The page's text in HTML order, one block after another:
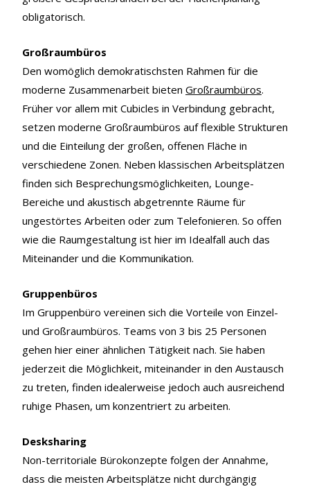
obligatorisch.
Großraumbüros
Den womöglich demokratischsten Rahmen für die
moderne Zusammenarbeit bieten Großraumbüros.
Früher vor allem mit Cubicles in Verbindung gebracht,
setzen moderne Großraumbüros auf flexible Strukturen
und die Einteilung der großen, offenen Fläche in
verschiedene Zonen. Neben klassischen Arbeitsplätzen
finden sich Besprechungsmöglichkeiten, Lounge-
Bereiche und akustisch abgetrennte Räume für
ungestörtes Arbeiten oder zum Telefonieren. So offen
wie die Raumgestaltung ist hier im Idealfall auch das
Miteinander und die Kommunikation.
Gruppenbüros
Im Gruppenbüro vereinen sich die Vorteile von Einzel-
und Großraumbüros. Teams von 3 bis 25 Personen
gehen hier einer ähnlichen Tätigkeit nach. Sie haben
jederzeit die Möglichkeit, miteinander in den Austausch
zu treten, finden idealerweise jedoch auch ausreichend
ruhige Phasen, um konzentriert zu arbeiten.
Desksharing
Non-territoriale Bürokonzepte folgen der Annahme,
dass die meisten Arbeitsplätze nicht durchgängig